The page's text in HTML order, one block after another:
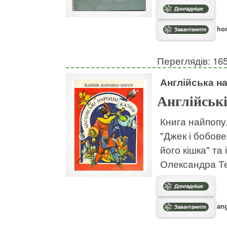
Переглядів:
Англійська
Книга
"Джек і
його кішка" та
Олександра